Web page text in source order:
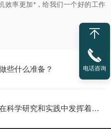
效率更加*，给我们一个好的工作
些什么准备？
土壤冷冻干燥机在科学研究和实践中发挥着重要作用
电话咨询